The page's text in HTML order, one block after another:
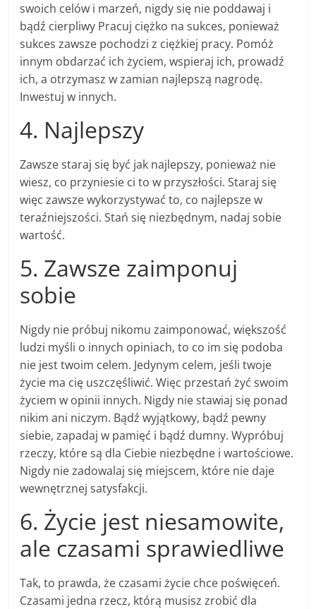
swoich celów i marzeń, nigdy się nie poddawaj i
bądź cierpliwy Pracuj ciężko na sukces, ponieważ
sukces zawsze pochodzi z ciężkiej pracy. Pomóż
innym obdarzać ich życiem, wspieraj ich, prowadź
ich, a otrzymasz w zamian najlepszą nagrodę.
Inwestuj w innych.
4. Najlepszy
Zawsze staraj się być jak najlepszy, ponieważ nie
wiesz, co przyniesie ci to w przyszłości. Staraj się
więc zawsze wykorzystywać to, co najlepsze w
teraźniejszości. Stań się niezbędnym, nadaj sobie
wartość.
5. Zawsze zaimponuj
sobie
Nigdy nie próbuj nikomu zaimponować, większość
ludzi myśli o innych opiniach, to co im się podoba
nie jest twoim celem. Jedynym celem, jeśli twoje
życie ma cię uszczęśliwić. Więc przestań żyć swoim
życiem w opinii innych. Nigdy nie stawiaj się ponad
nikim ani niczym. Bądź wyjątkowy, bądź pewny
siebie, zapadaj w pamięć i bądź dumny. Wypróbuj
rzeczy, które są dla Ciebie niezbędne i wartościowe.
Nigdy nie zadowalaj się miejscem, które nie daje
wewnętrznej satysfakcji.
6. Życie jest niesamowite,
ale czasami sprawiedliwe
Tak, to prawda, że czasami życie chce poświęceń.
Czasami jedna rzecz, którą musisz zrobić dla